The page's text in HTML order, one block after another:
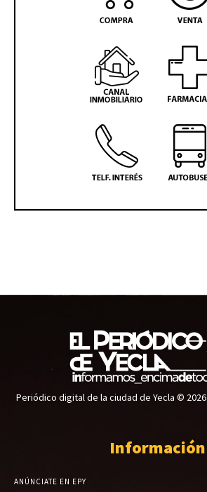
Periódico digital de la ciudad de Yecla © 2026
Información
ANÚNCIATE EN EPY